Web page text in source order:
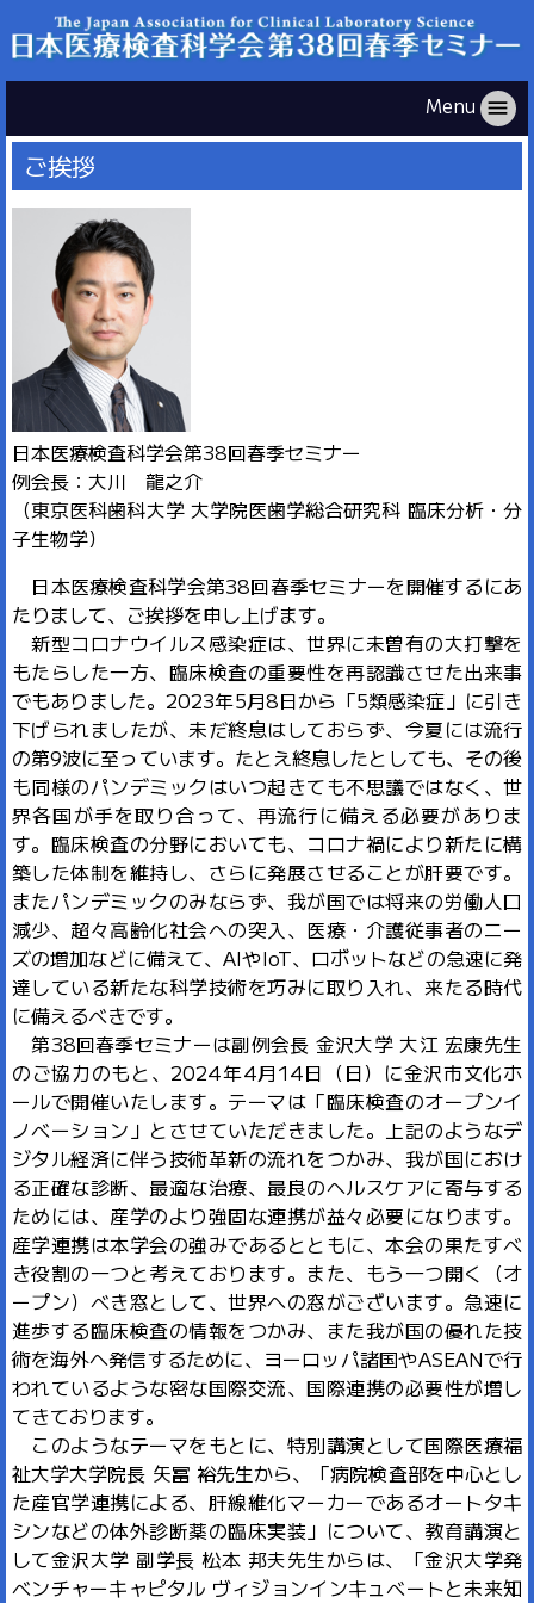
Menu menu
ご挨拶
日本医療検査科学会第38回春季セミナー
例会長：大川 龍之介
（東京医科歯科大学 大学院医歯学総合研究科 臨床分析・分
子生物学）
日本医療検査科学会第38回春季セミナーを開催するにあ
たりまして、ご挨拶を申し上げます。
新型コロナウイルス感染症は、世界に未曽有の大打撃を
もたらした一方、臨床検査の重要性を再認識させた出来事
でもありました。2023年5月8日から「5類感染症」に引き
下げられましたが、未だ終息はしておらず、今夏には流行
の第9波に至っています。たとえ終息したとしても、その後
も同様のパンデミックはいつ起きても不思議ではなく、世
界各国が手を取り合って、再流行に備える必要がありま
す。臨床検査の分野においても、コロナ禍により新たに構
築した体制を維持し、さらに発展させることが肝要です。
またパンデミックのみならず、我が国では将来の労働人口
減少、超々高齢化社会への突入、医療・介護従事者のニー
ズの増加などに備えて、AIやIoT、ロボットなどの急速に発
達している新たな科学技術を巧みに取り入れ、来たる時代
に備えるべきです。
第38回春季セミナーは副例会長 金沢大学 大江 宏康先生
のご協力のもと、2024年4月14日（日）に金沢市文化ホ
ールで開催いたします。テーマは「臨床検査のオープンイ
ノベーション」とさせていただきました。上記のようなデ
ジタル経済に伴う技術革新の流れをつかみ、我が国におけ
る正確な診断、最適な治療、最良のヘルスケアに寄与する
ためには、産学のより強固な連携が益々必要になります。
産学連携は本学会の強みであるとともに、本会の果たすべ
き役割の一つと考えております。また、もう一つ開く（オ
ープン）べき窓として、世界への窓がございます。急速に
進歩する臨床検査の情報をつかみ、また我が国の優れた技
術を海外へ発信するために、ヨーロッパ諸国やASEANで行
われているような密な国際交流、国際連携の必要性が増し
てきております。
このようなテーマをもとに、特別講演として国際医療福
祉大学大学院長 矢冨 裕先生から、「病院検査部を中心とし
た産官学連携による、肝線維化マーカーであるオートタキ
シンなどの体外診断薬の臨床実装」について、教育講演と
して金沢大学 副学長 松本 邦夫先生からは、「金沢大学発
ベンチャーキャピタル ヴィジョンインキュベートと未来知